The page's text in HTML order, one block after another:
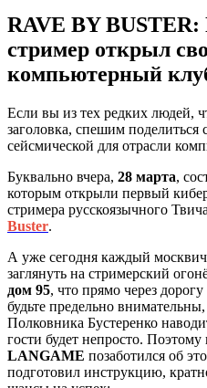
RAVE BY
стример открыл
компьютерный
Если вы из тех редких людей,
заголовка, спешим поделиться
сейсмической для отрасли
Буквально вчера, 28 марта,
которым открыли первый
стримера русскоязычного
Buster.
А уже сегодня каждый
заглянуть на стримерский
дом 95, что прямо через
будьте предельно
Полковника Бустеренко
гости будет непросто. Поэтому
LANGAME позаботился об
подготовил инструкцию,